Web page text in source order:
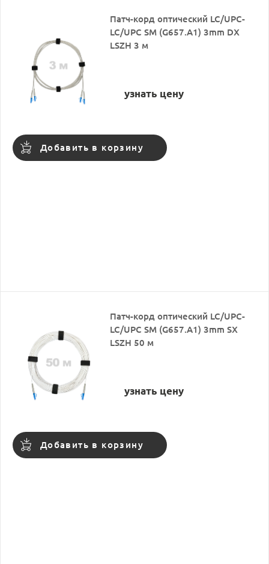
Патч-корд оптический LC/UPC-
LC/UPC SM (G657.A1) 3mm DX
LSZH 3 м
узнать цену
Добавить в корзину
Патч-корд оптический LC/UPC-
LC/UPC SM (G657.A1) 3mm SX
LSZH 50 м
узнать цену
Добавить в корзину